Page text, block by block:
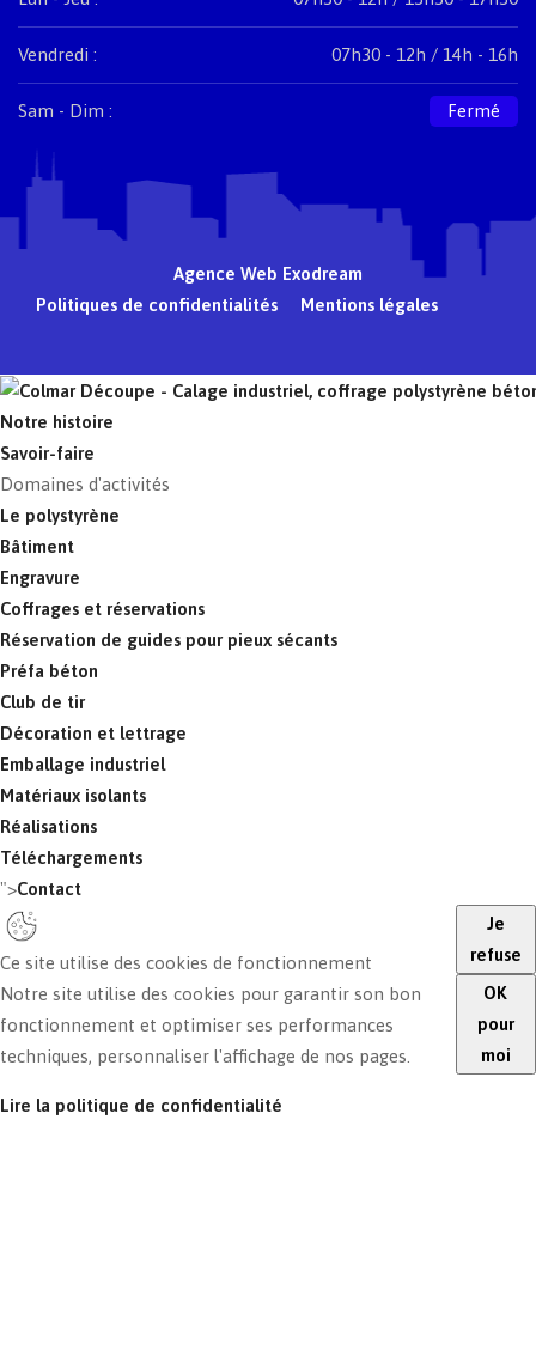
Vendredi : 07h30 - 12h / 14h - 16h
Sam - Dim : Fermé
Agence Web Exodream
Politiques de confidentialités
Mentions légales
Notre histoire
Savoir-faire
Domaines d'activités
Le polystyrène
Bâtiment
Engravure
Coffrages et réservations
Réservation de guides pour pieux sécants
Préfa béton
Club de tir
Décoration et lettrage
Emballage industriel
Matériaux isolants
Réalisations
Téléchargements
">Contact
Ce site utilise des cookies de fonctionnement
Notre site utilise des cookies pour garantir son bon
fonctionnement et optimiser ses performances
techniques, personnaliser l'affichage de nos pages.
Lire la politique de confidentialité
Je
refuse
OK
pour
moi